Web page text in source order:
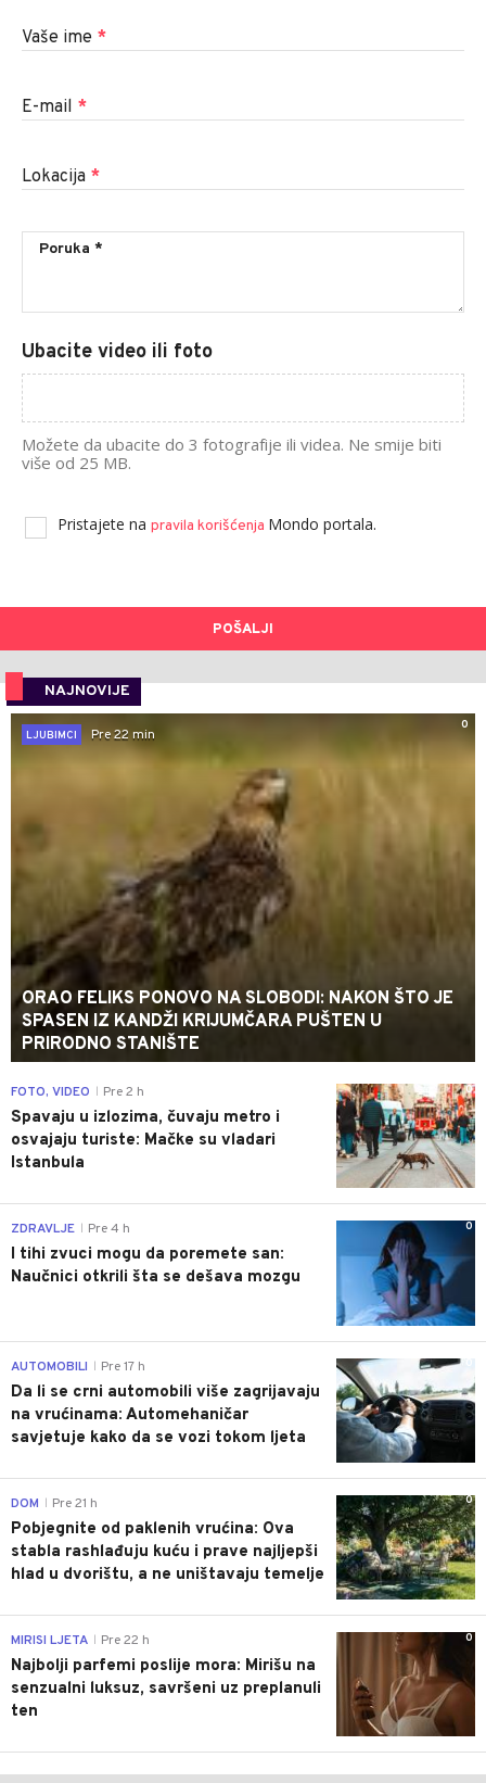
Vaše ime *
E-mail *
Lokacija *
Ubacite video ili foto
Možete da ubacite do 3 fotografije ili videa. Ne smije biti
više od 25 MB.
Pristajete na pravila korišćenja Mondo portala.
POŠALJI
NAJNOVIJE
0
LJUBIMCI
Pre 22 min
ORAO FELIKS PONOVO NA SLOBODI: NAKON ŠTO JE
SPASEN IZ KANDŽI KRIJUMČARA PUŠTEN U
PRIRODNO STANIŠTE
0
FOTO, VIDEO Pre 2 h
Spavaju u izlozima, čuvaju metro i
osvajaju turiste: Mačke su vladari
Istanbula
0
ZDRAVLJE Pre 4 h
I tihi zvuci mogu da poremete san:
Naučnici otkrili šta se dešava mozgu
AUTOMOBILI Pre 17 h
Da li se crni automobili više zagrijavaju
na vrućinama: Automehaničar
savjetuje kako da se vozi tokom ljeta
0
DOM Pre 21 h
Pobjegnite od paklenih vrućina: Ova
stabla rashlađuju kuću i prave najljepši
hlad u dvorištu, a ne uništavaju temelje
0
MIRISI LJETA Pre 22 h
Najbolji parfemi poslije mora: Mirišu na
senzualni luksuz, savršeni uz preplanuli
ten